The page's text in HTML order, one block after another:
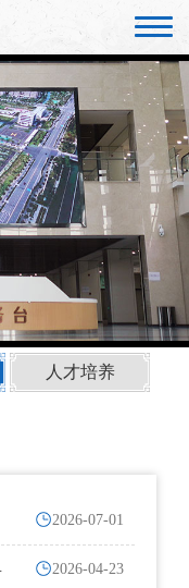
人才培养
2026-07-01
2026-04-23